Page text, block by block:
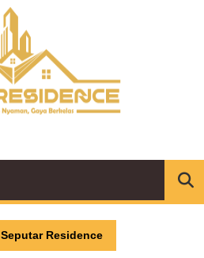
Seputar Residence